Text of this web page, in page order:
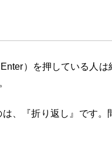
）を押している人は
、『折り返し』です。